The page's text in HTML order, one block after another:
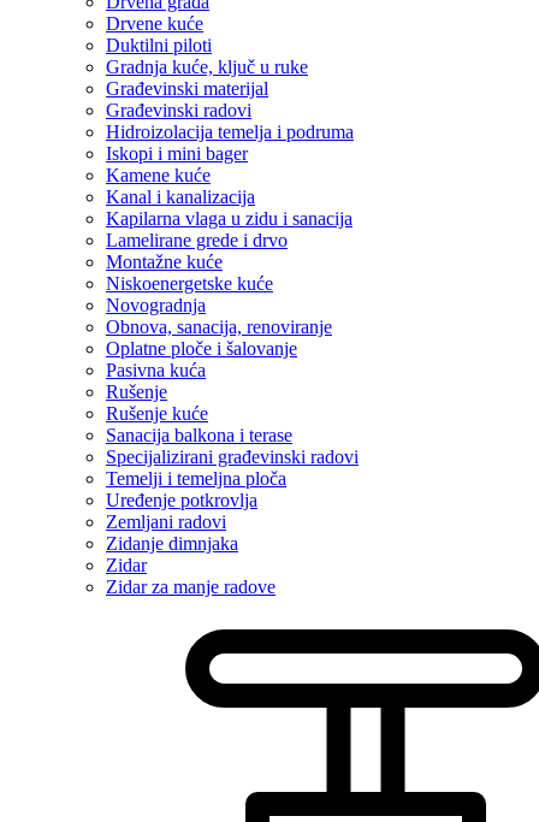
Drvene kuće
Duktilni piloti
Gradnja kuće, ključ u ruke
Građevinski materijal
Građevinski radovi
Hidroizolacija temelja i podruma
Iskopi i mini bager
Kamene kuće
Kanal i kanalizacija
Kapilarna vlaga u zidu i sanacija
Lamelirane grede i drvo
Montažne kuće
Niskoenergetske kuće
Novogradnja
Obnova, sanacija, renoviranje
Oplatne ploče i šalovanje
Pasivna kuća
Rušenje
Rušenje kuće
Sanacija balkona i terase
Specijalizirani građevinski radovi
Temelji i temeljna ploča
Uređenje potkrovlja
Zemljani radovi
Zidanje dimnjaka
Zidar
Zidar za manje radove